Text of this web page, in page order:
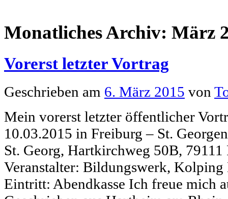
Monatliches Archiv: März
Vorerst letzter Vortrag
Geschrieben am 6. März 2015 von
Mein vorerst letzter öffentlicher
10.03.2015 in Freiburg – St.
St. Georg, Hartkirchweg 50B,
Veranstalter: Bildungswerk,
Eintritt: Abendkasse Ich freue mich